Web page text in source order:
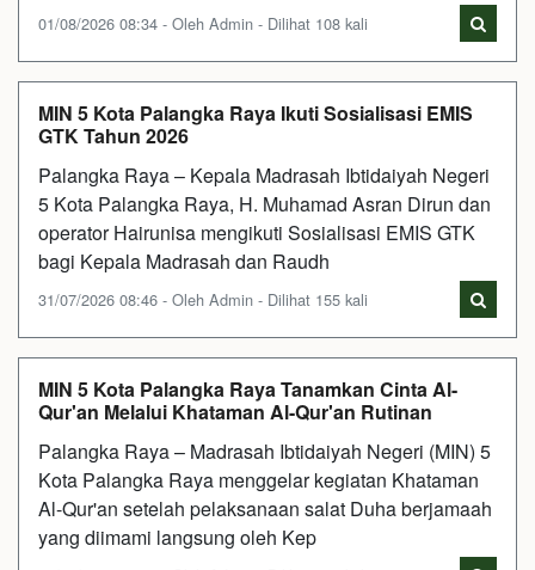
01/08/2026 08:34 - Oleh Admin - Dilihat 108 kali
MIN 5 Kota Palangka Raya Ikuti Sosialisasi EMIS
GTK Tahun 2026
Palangka Raya – Kepala Madrasah Ibtidaiyah Negeri
5 Kota Palangka Raya, H. Muhamad Asran Dirun dan
operator Hairunisa mengikuti Sosialisasi EMIS GTK
bagi Kepala Madrasah dan Raudh
31/07/2026 08:46 - Oleh Admin - Dilihat 155 kali
MIN 5 Kota Palangka Raya Tanamkan Cinta Al-
Qur'an Melalui Khataman Al-Qur'an Rutinan
Palangka Raya – Madrasah Ibtidaiyah Negeri (MIN) 5
Kota Palangka Raya menggelar kegiatan Khataman
Al-Qur'an setelah pelaksanaan salat Duha berjamaah
yang diimami langsung oleh Kep